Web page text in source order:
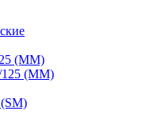
(ММ)
125 (ММ)